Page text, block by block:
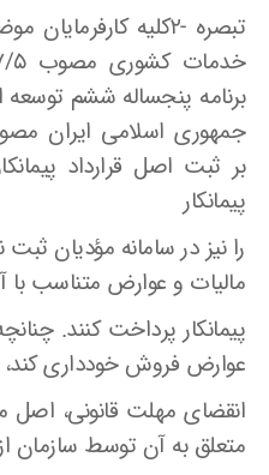
برنامه پنجساله ششم
بر ثبت اصل قرارداد
پیمانکار
را نیز در سامانه مؤدیان
مالیات و عوارض متناسب با
پیمانکار پرداخت کنند.
عوارض فروش خودداری کند،
انقضای مهلت قانونی،
متعلق به آن توسط سازمان